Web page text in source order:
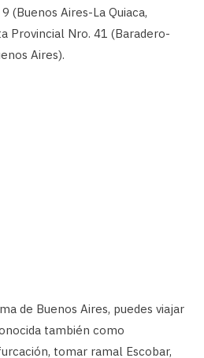
(Buenos Aires-La Quiaca,
Provincial Nro. 41 (Baradero-
Aires).
de Buenos Aires, puedes viajar
también como
tomar ramal Escobar,